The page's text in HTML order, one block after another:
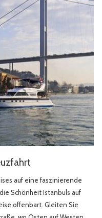
auf eine faszinierende
Schönheit Istanbuls auf
offenbart. Gleiten Sie